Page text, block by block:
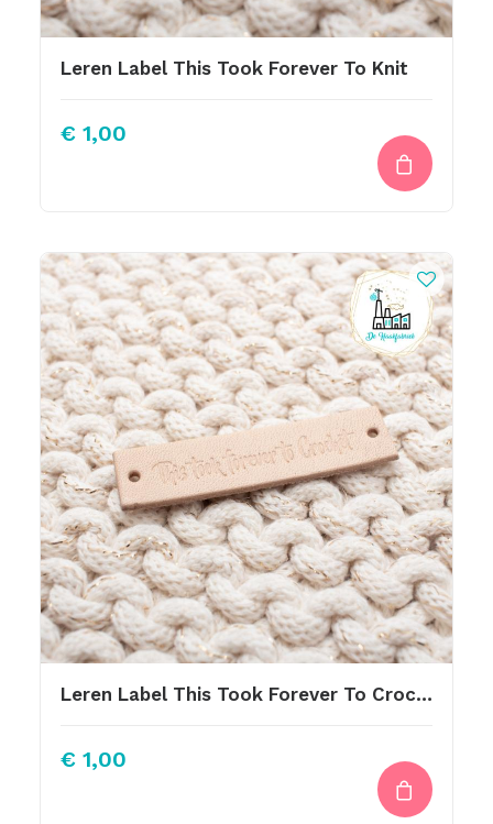
Leren Label This Took Forever To Knit
€ 1,00
Leren Label This Took Forever To Crochet
€ 1,00